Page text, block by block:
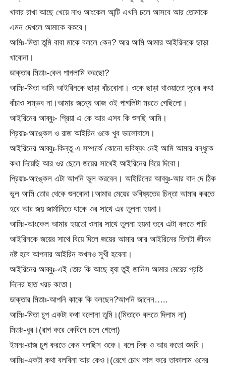
খাবার রাখা আছে খেয়ে নাও আংকেল আন্টি এখনি চলে আসবে আর তোমাকে
এমন দেখলে আমাকে বকবে।
আমিঃ-মিতা তুমি বাবা মাকে বললে কেন? আর আমি আমার আইরিনকে ছাড়া
খাবোনা।
ডাক্তার মিতাঃ-কেন পাগলামি করছো?
আমিঃ-মিতা আমি আইরিনকে ছাড়া বাঁচবোনা। ওকে ছাড়া খাওয়াতো দূরের কথা
বাঁচাও সম্ভব না।আমার জন্যে আজ ওই পাগলিটা মরতে গেছিলো।
আইরিনের আব্বুঃ- প্রিয়া এ কে আর এসব কি শুনছি আমি।
প্রিয়াঃ-আঙ্কেল ও রাজ আইরিন ওকে খুব ভালোবাসে।
আইরিনের আব্বুঃ-কিন্তু এ সম্পর্কে কোনো ভবিষ্যৎ নেই আমি আমার বন্ধুকে
কথা দিয়েছি আর ওর ছেলে জয়ের সাথেই আইরিনের বিয়ে দিবো।
প্রিয়াঃ-আঙ্কেল এটা আপনি ভুল করবেন। আইরিনের আব্বুঃ-আর বাদ দে ঠিক
ভুল আমি তোর থেকে শুনবোনা।আমার মেয়ের ভবিষ্যতের চিন্তা আমার করতে
হবে আর জয় জার্মানিতে থাকে ওর সাথে এর তুলনা হয়না।
আমিঃ-আংকেল আমার হয়তো ওনার সাথে তুলনা হয়না তবে এটা বলতে পারি
আইরিনকে জয়ের সাথে বিয়ে দিলে জয়ের আমার আর আইরিনের তিনটা জীবন
নষ্ট হবে আপনার আইরিন কখনও সুখী হবেনা।
আইরিনের আব্বুঃ-এই তোর কি আছে হ্যা তুই জানিস আমার মেয়ের প্রতি
দিনের হাত খরচ কতো।
ডাক্তার মিতাঃ-আপনি কাকে কি বলছেন?আপনি জানেন…..
আমিঃ-মিতা চুপ একটা কথা বলোনা তুমি।(মিতাকে বলতে দিলাম না)
মিতাঃ-ধুর।(রাগ করে কেবিনে চলে গেলো)
ইমনঃ-রাজ চুপ করতে কেন বলছিস ওকে। বলে দিক ও আর কতো শুনবি।
আমিঃ-একটা কথা বলবিনা আর কেও।(রেগে চোখ লাল করে তাকালাম ওদের